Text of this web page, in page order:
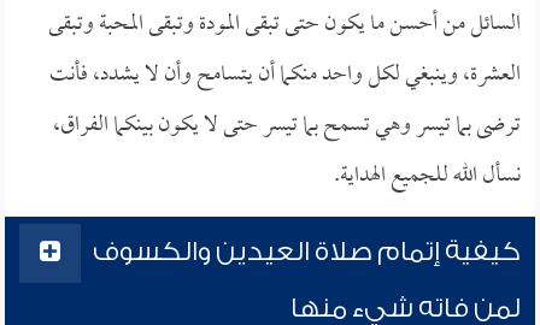
السائل من أحسن ما يكون حتى تبقى المودة وتبقى المحبة وتبقى
العشرة، وينبغي لكل واحد منكما أن يتسامح وأن لا يشدد، فأنت
ترضى بما تيسر وهي تسمح بما تيسر حتى لا يكون بينكما الفراق،
نسأل الله للجميع الهداية.
كيفية إتمام صلاة العيدين والكسوف
لمن فاته شيء منها